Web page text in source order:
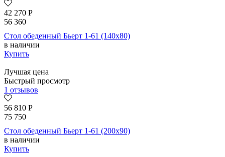
42 270 Р
56 360
Стол обеденный Бьерт 1-61 (140х80)
в наличии
Купить
Лучшая цена
Быстрый просмотр
1 отзывов
56 810 Р
75 750
Стол обеденный Бьерт 1-61 (200х90)
в наличии
Купить